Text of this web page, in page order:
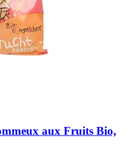
aux Fruits Bio,